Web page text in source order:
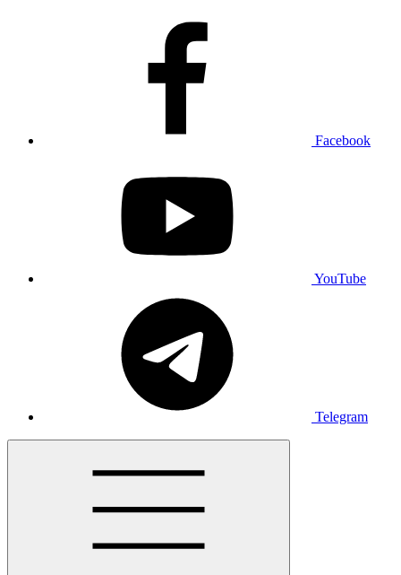
Facebook
YouTube
Telegram